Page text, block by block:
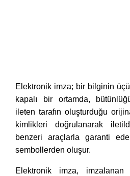
Elektronik imza; bir bilginin
kapalı bir ortamda,
ileten tarafın oluşturduğu
kimlikleri doğrulanarak
benzeri araçlarla garanti
sembollerden oluşur.
Elektronik imza, imzalanan